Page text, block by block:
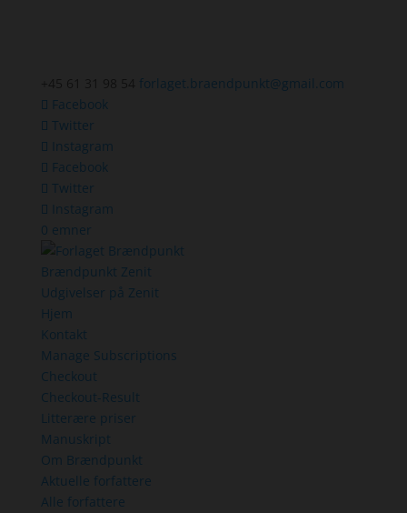
forlaget.braendpunkt@gmail.com
Facebook
Twitter
Instagram
Facebook
Twitter
Instagram
0 emner
Brændpunkt Zenit
Udgivelser på Zenit
Hjem
Kontakt
Manage Subscriptions
Checkout
Checkout-Result
Litterære priser
Manuskript
Om Brændpunkt
Aktuelle forfattere
Alle forfattere